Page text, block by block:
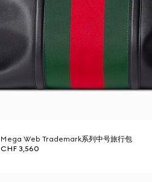
Mega Web Trademark系列中号旅行包
CHF 3,560